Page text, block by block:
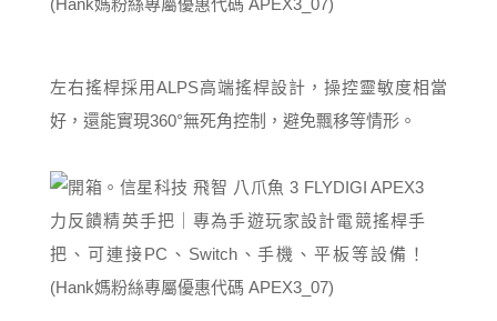
左右搖桿採用ALPS高端搖桿設計，操控靈敏度相當
好，還能實現360°無死角控制，避免飄移等情形。